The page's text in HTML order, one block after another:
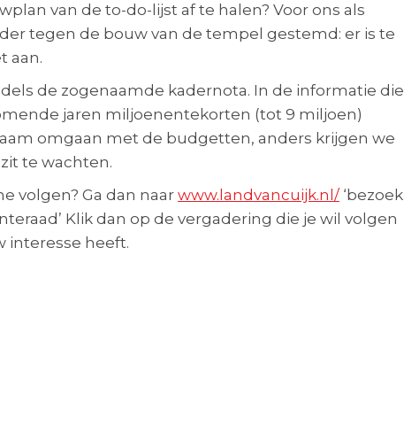
van de to-do-lijst af te halen? Voor ons als
tegen de bouw van de tempel gestemd: er is te
aan.
de zogenaamde kadernota. In de informatie die
jaren miljoenentekorten (tot 9 miljoen)
omgaan met de budgetten, anders krijgen we
te wachten.
volgen? Ga dan naar www.landvancuijk.nl/ ‘bezoek
Klik dan op de vergadering die je wil volgen
interesse heeft.